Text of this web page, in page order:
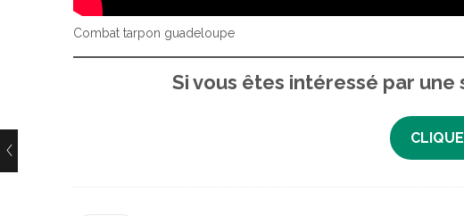
Combat tarpon guadeloupe
Si vous êtes intéressé par